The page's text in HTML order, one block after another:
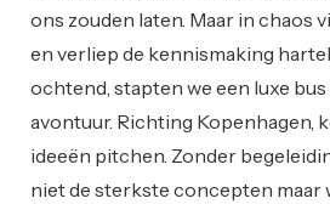
ons zouden laten. Maar in chaos
en verliep de kennismaking
ochtend, stapten we een luxe
avontuur. Richting Kopenhagen,
ideeën pitchen. Zonder
niet de sterkste concepten maar